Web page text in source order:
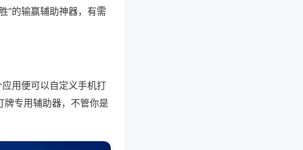
”的输赢辅助神器，有需
用便可以自定义手机打
牌专用辅助器，不管你是